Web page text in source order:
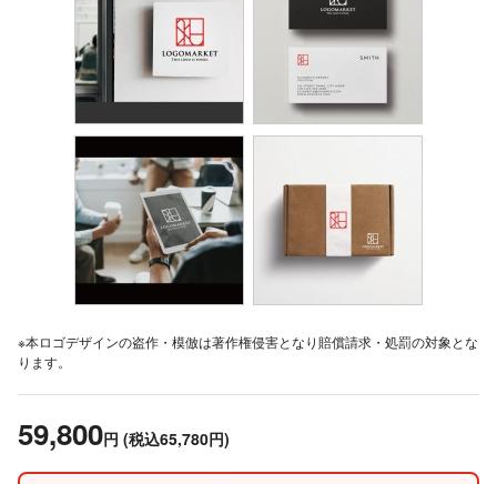
※本ロゴデザインの盗作・模倣は著作権侵害となり賠償請求・処罰の対象とな
ります。
59,800円 (税込65,780円)